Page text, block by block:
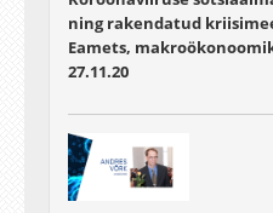
ning rakendatud
Eamets,
27.11.20